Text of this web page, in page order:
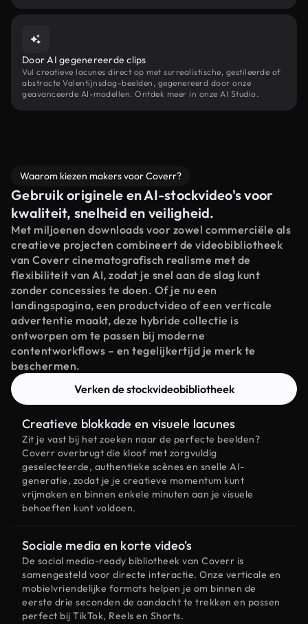
Door AI gegenereerde clips
Vul creatieve lacunes direct op met surrealistische, gestileerde of
abstracte Valentijnsdag-beelden, gegenereerd door onze
geavanceerde AI-modellen. Ontdek meer in onze AI Studio.
Waarom kiezen makers voor Coverr?
Gebruik originele en AI-stockvideo's voor
kwaliteit, snelheid en veiligheid.
Met miljoenen downloads voor zowel commerciële als
creatieve projecten combineert de videobibliotheek
van Coverr cinematografisch realisme met de
flexibiliteit van AI, zodat je snel aan de slag kunt
zonder concessies te doen. Of je nu een
landingspagina, een productvideo of een verticale
advertentie maakt, deze hybride collectie is
ontworpen om te passen bij moderne
contentworkflows – en tegelijkertijd je merk te
beschermen.
Verken de stockvideobibliotheek
Creatieve blokkade en visuele lacunes
Zit je vast bij het zoeken naar de perfecte beelden?
Coverr overbrugt die kloof met zorgvuldig
geselecteerde, authentieke scènes en snelle AI-
generatie, zodat je je creatieve momentum kunt
vrijmaken en binnen enkele minuten aan je visuele
behoeften kunt voldoen.
Sociale media en korte video's
De social media-ready bibliotheek van Coverr is
samengesteld voor directe interactie. Onze verticale en
mobielvriendelijke formats helpen je om binnen de
eerste drie seconden de aandacht te trekken en passen
perfect bij TikTok, Reels en Shorts.